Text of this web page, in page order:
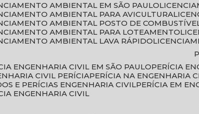
AMBIENTAL EM SÃO PAULO
AMBIENTAL PARA AVICULTURA
AMBIENTAL POSTO DE
AMBIENTAL PARA LOTEAMENTO
AMBIENTAL LAVA RÁPIDO
ENGENHARIA CIVIL EM SÃO PAULO
PERÍCIA
CIVIL PERÍCIA
PERÍCIA NA ENGENHARIA
E PERÍCIAS ENGENHARIA CIVIL
PERÍCIA EM
ENGENHARIA CIVIL